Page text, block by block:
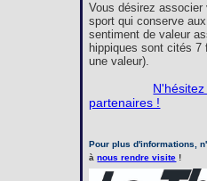
Vous désirez
sport qui conserve
sentiment de valeur
hippiques sont cités
une valeur).
partenaires !
Pour plus d'informations,
ànous rendre visite !